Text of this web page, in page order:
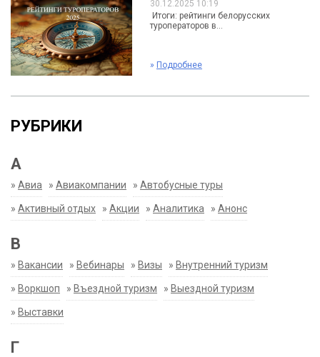
30.12.2025 10:19
Итоги: рейтинги белорусских
туроператоров в...
» Подробнее
РУБРИКИ
А
» Авиа » Авиакомпании » Автобусные туры
» Активный отдых » Акции » Аналитика » Анонс
В
» Вакансии » Вебинары » Визы » Внутренний туризм
» Воркшоп » Въездной туризм » Выездной туризм
» Выставки
Г